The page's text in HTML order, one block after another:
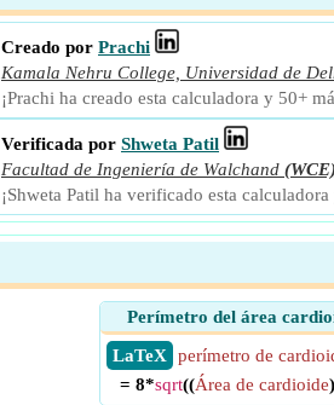
Creado por Prachi
Kamala Nehru College, Universidad de
¡Prachi ha creado esta calculadora y 50+
Verificada por Shweta Patil
Facultad de Ingeniería de Walchand (WCE)
¡Shweta Patil ha verificado esta
Perímetro del área
​ LaTeX
perímetro de
= 8*sqrt((Área de cardioide